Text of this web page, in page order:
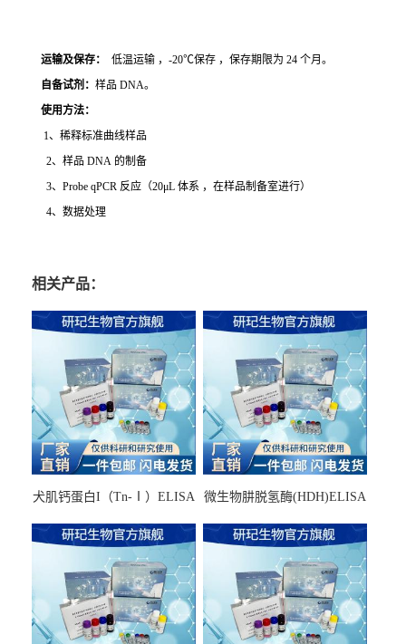
运输及保存：
低温运输 ，-20℃保存 ，保存期限为 24 个月。
自备试剂： 样品 DNA。
使用方法：
1、稀释标准曲线样品
2、样品 DNA 的制备
3、Probe qPCR 反应（20μL 体系 ，在样品制备室进行）
4、数据处理
相关产品：
犬肌钙蛋白I（Tn-Ⅰ）ELISA
微生物肼脱氢酶(HDH)ELISA